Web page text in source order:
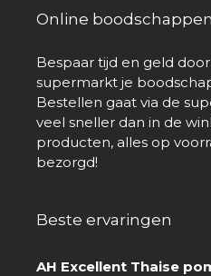
Online
Bespaar tijd en geld
supermarkt je
Bestellen gaat via de
veel sneller dan in de
producten, alles op
bezorgd!
Beste ervaringen
AH Excellent Thaise